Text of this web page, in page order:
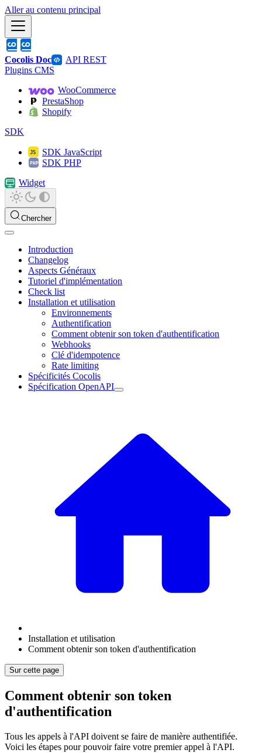
Aller au contenu principal
Cocolis Doc
API REST
Plugins CMS
WooCommerce
PrestaShop
Shopify
SDK
SDK JavaScript
SDK PHP
Widget
Chercher
Introduction
Changelog
Aspects Généraux
Tutoriel d'implémentation
Check list
Installation et utilisation
Environnements
Authentification
Comment obtenir son token d'authentification
Webhooks
Clé d'idempotence
Rate limiting
Spécificités Cocolis
Spécification OpenAPI
Installation et utilisation
Comment obtenir son token d'authentification
Sur cette page
Comment obtenir son token
d'authentification
Tous les appels à l'API doivent se faire de manière authentifiée.
Voici les étapes pour pouvoir faire votre premier appel à l'API.